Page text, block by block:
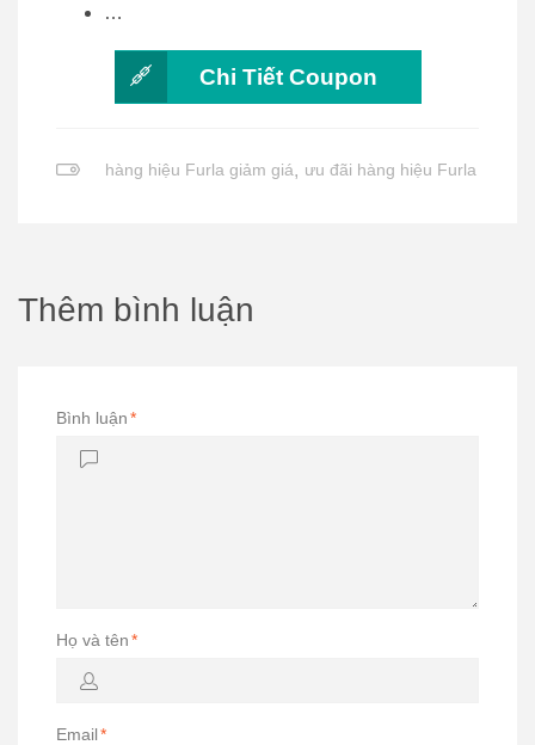
…
Chi Tiết Coupon
hàng hiệu Furla giảm giá, ưu đãi hàng hiệu Furla
Thêm bình luận
Bình luận*
Họ và tên*
Email*